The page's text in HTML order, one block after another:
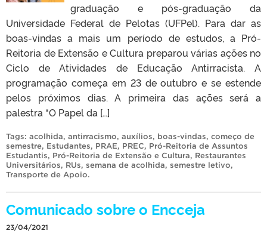
graduação e pós-graduação da
Universidade Federal de Pelotas (UFPel). Para dar as
boas-vindas a mais um período de estudos, a Pró-
Reitoria de Extensão e Cultura preparou várias ações no
Ciclo de Atividades de Educação Antirracista. A
programação começa em 23 de outubro e se estende
pelos próximos dias. A primeira das ações será a
palestra “O Papel da […]
Tags: acolhida, antirracismo, auxílios, boas-vindas, começo de
semestre, Estudantes, PRAE, PREC, Pró-Reitoria de Assuntos
Estudantis, Pró-Reitoria de Extensão e Cultura, Restaurantes
Universitários, RUs, semana de acolhida, semestre letivo,
Transporte de Apoio.
Comunicado sobre o Encceja
23/04/2021